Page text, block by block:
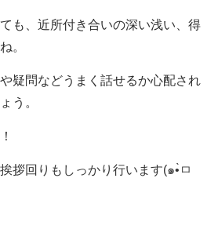
も、近所付き合いの深い浅い、得
。
疑問などうまく話せるか心配され
う。
挨拶回りも しっかり行います(๑•̀ㅁ